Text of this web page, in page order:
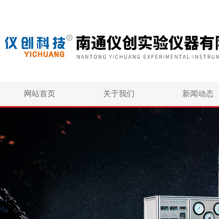
网站首页 关于我们 新闻动态